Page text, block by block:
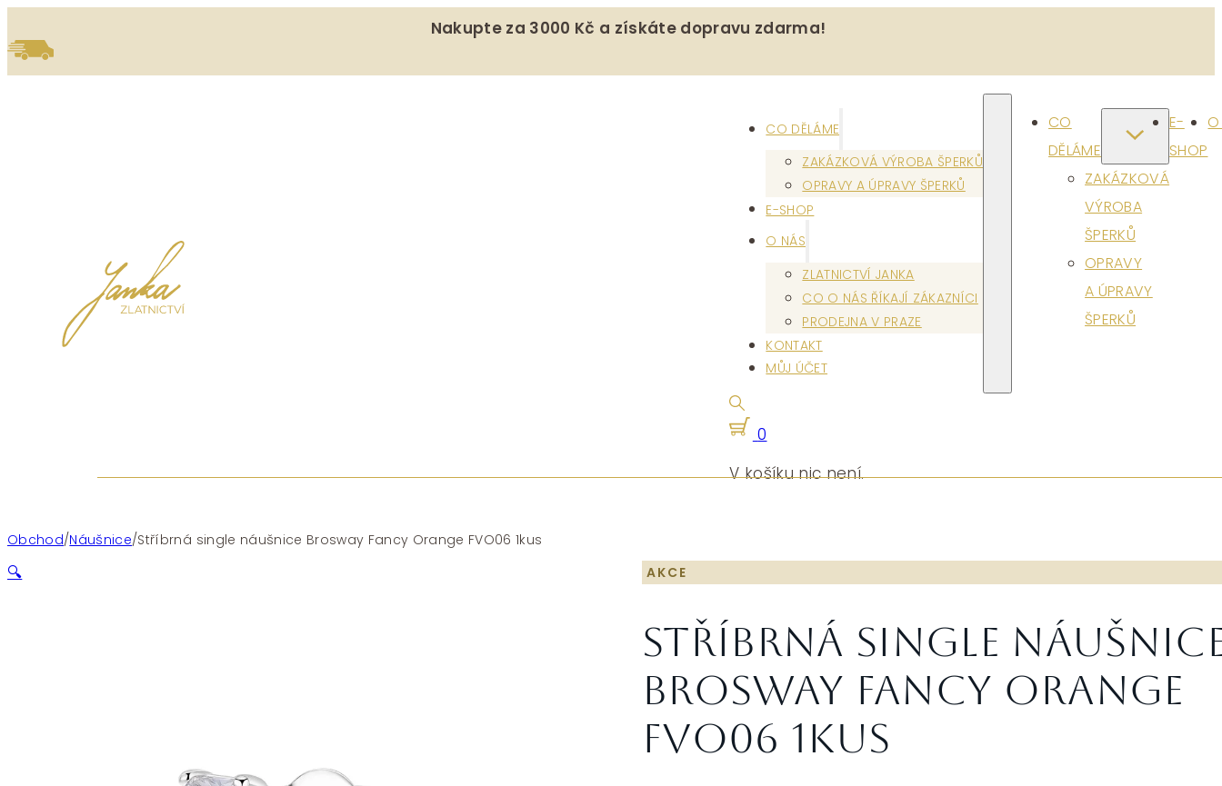
Nakupte za 3000 Kč a získáte dopravu zdarma!
CO DĚLÁME
ZAKÁZKOVÁ VÝROBA ŠPERKŮ
OPRAVY A ÚPRAVY ŠPERKŮ
E-SHOP
O NÁS
ZLATNICTVÍ JANKA
CO O NÁS ŘÍKAJÍ ZÁKAZNÍCI
PRODEJNA V PRAZE
KONTAKT
MŮJ ÚČET
CO
DĚLÁME
ZAKÁZKOVÁ
VÝROBA
ŠPERKŮ
OPRAVY
A ÚPRAVY
ŠPERKŮ
E-
SHOP
0
V košíku nic není.
Obchod/Náušnice/Stříbrná single náušnice Brosway Fancy Orange FVO06 1kus
🔍 AKCE
Stříbrná single
Brosway Fancy Orange
FVO06 1kus